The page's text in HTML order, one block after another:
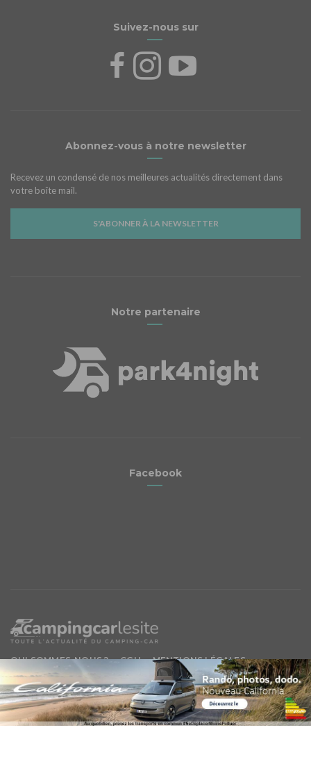
Suivez-nous sur
Abonnez-vous à notre newsletter
Recevez un condensé de nos meilleures actualités directement dans
votre boîte mail.
S'ABONNER À LA NEWSLETTER
Notre partenaire
Facebook
QUI SOMMES-NOUS ? CGU
MENTIONS LÉGALES
INFORMATION SUR LES COOKIES
DEVENIR ANNONCEUR